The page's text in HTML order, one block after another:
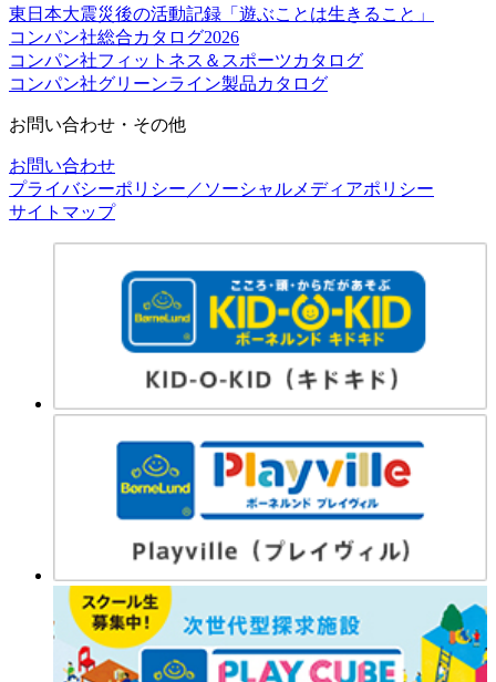
東日本大震災後の活動記録「遊ぶことは生きること」
コンパン社総合カタログ2026
コンパン社フィットネス＆スポーツカタログ
コンパン社グリーンライン製品カタログ
お問い合わせ・その他
お問い合わせ
プライバシーポリシー／ソーシャルメディアポリシー
サイトマップ